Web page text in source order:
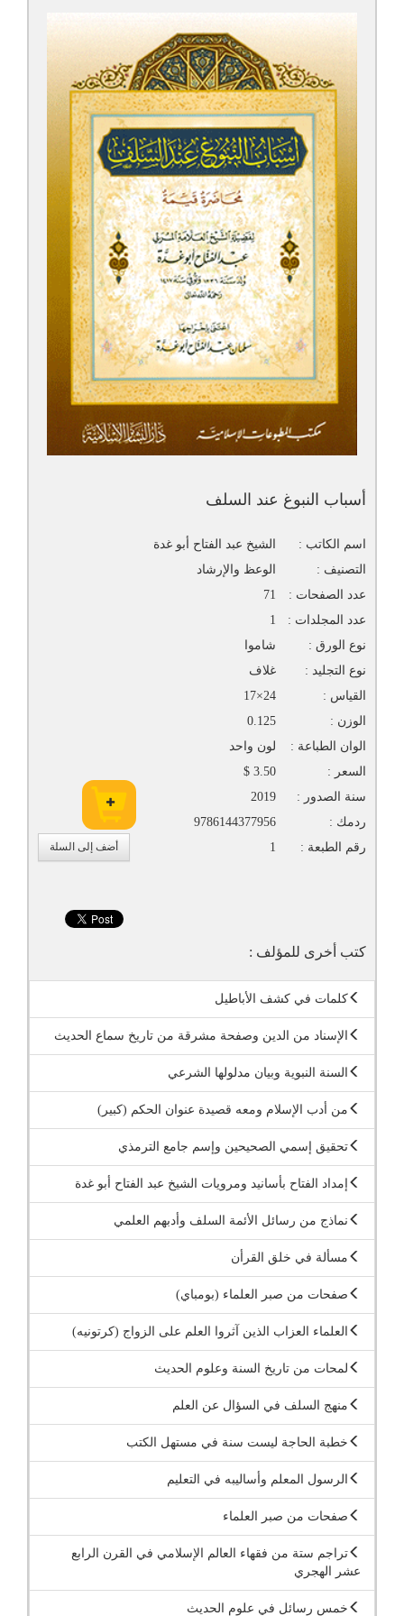
أضف إلى السلة
أسباب النبوغ عند السلف
اسم الكاتب :
الشيخ عبد الفتاح أبو غدة
التصنيف :
الوعظ والإرشاد
عدد الصفحات :
71
عدد المجلدات :
1
نوع الورق :
شاموا
نوع التجليد :
غلاف
القياس :
24×17
الوزن :
0.125
الوان الطباعة :
لون واحد
السعر :
3.50 $
سنة الصدور :
2019
ردمك :
9786144377956
رقم الطبعة :
1
كتب أخرى للمؤلف :
كلمات في كشف الأباطيل
الإسناد من الدين وصفحة مشرقة من تاريخ سماع الحديث
السنة النبوية وبيان مدلولها الشرعي
من أدب الإسلام ومعه قصيدة عنوان الحكم (كبير)
تحقيق إسمي الصحيحين وإسم جامع الترمذي
إمداد الفتاح بأسانيد ومرويات الشيخ عبد الفتاح أبو غدة
نماذج من رسائل الأئمة السلف وأدبهم العلمي
مسألة في خلق القرأن
صفحات من صبر العلماء (بومباي)
العلماء العزاب الذين آثروا العلم على الزواج (كرتونيه)
لمحات من تاريخ السنة وعلوم الحديث
منهج السلف في السؤال عن العلم
خطبة الحاجة ليست سنة في مستهل الكتب
الرسول المعلم وأساليبه في التعليم
صفحات من صبر العلماء
تراجم ستة من فقهاء العالم الإسلامي في القرن الرابع
عشر الهجري
خمس رسائل في علوم الحديث